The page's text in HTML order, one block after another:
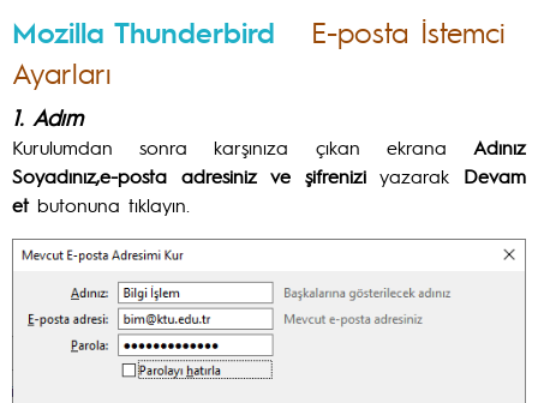
Mozilla Thunderbird E-posta İstemci
Ayarları
1. Adım
Kurulumdan sonra karşınıza çıkan ekrana Adınız
Soyadınız,e-posta adresiniz ve şifreniziyazarak Devam
etbutonuna tıklayın.